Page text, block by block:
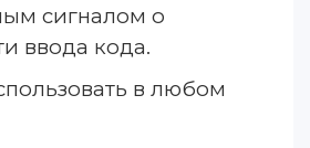
сигналом о
ввода кода.
в любом